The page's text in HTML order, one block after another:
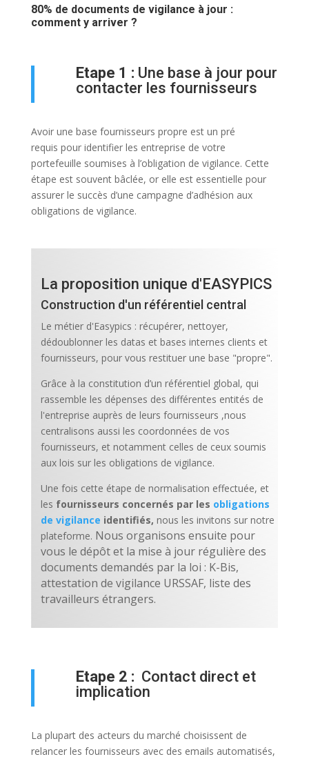
80% de documents de vigilance à jour :
comment y arriver ?
Etape 1 : Une base à jour pour
contacter les fournisseurs
Avoir une base fournisseurs propre est un pré
requis pour identifier les entreprise de votre
portefeuille soumises à l’obligation de vigilance. Cette
étape est souvent bâclée, or elle est essentielle pour
assurer le succès d’une campagne d’adhésion aux
obligations de vigilance.
La proposition unique d'EASYPICS
Construction d'un référentiel central
Le métier d'Easypics : récupérer, nettoyer,
dédoublonner les datas et bases internes clients et
fournisseurs, pour vous restituer une base "propre".
Grâce à la constitution d’un référentiel global, qui
rassemble les dépenses des différentes entités de
l'entreprise auprès de leurs fournisseurs ,nous
centralisons aussi les coordonnées de vos
fournisseurs, et notamment celles de ceux soumis
aux lois sur les obligations de vigilance.
Une fois cette étape de normalisation effectuée, et
les fournisseurs concernés par les obligations
de vigilance identifiés, nous les invitons sur notre
plateforme. Nous organisons ensuite pour
vous le dépôt et la mise à jour régulière des
documents demandés par la loi : K-Bis,
attestation de vigilance URSSAF, liste des
travailleurs étrangers.
Etape 2 : Contact direct et
implication
La plupart des acteurs du marché choisissent de
relancer les fournisseurs avec des emails automatisés,